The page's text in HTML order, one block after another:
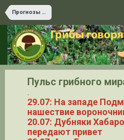
Прогнозы грибов и теория ТВП
Пульс грибного
.
29.07: На западе
нашествие
20.07: Дубняки
передают привет